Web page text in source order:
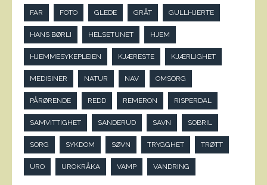
FAR FOTO GLEDE GRÅT GULLHJERTE
HANS BØRLI HELSETUNET HJEM
HJEMMESYKEPLEIEN KJÆRESTE KJÆRLIGHET
MEDISINER NATUR NAV OMSORG
PÅRØRENDE REDD REMERON RISPERDAL
SAMVITTIGHET SANDERUD SAVN SOBRIL
SORG SYKDOM SØVN TRYGGHET TRØTT
URO UROKRÅKA VAMP VANDRING